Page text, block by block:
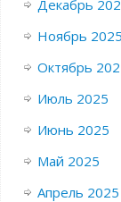
Декабрь
Ноябрь 2025
Октябрь
Июль 2025
Июнь 2025
Май 2025
Апрель 2025